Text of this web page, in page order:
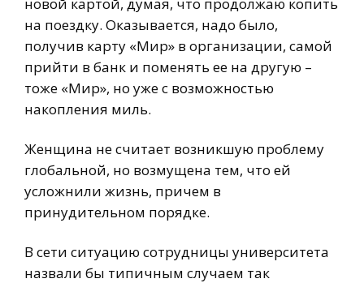
на поездку. Оказывается, надо было,
получив карту «Мир» в организации, самой
прийти в банк и поменять ее на другую –
тоже «Мир», но уже с возможностью
накопления миль.
Женщина не считает возникшую проблему
глобальной, но возмущена тем, что ей
усложнили жизнь, причем в
принудительном порядке.
В сети ситуацию сотрудницы университета
назвали бы типичным случаем так